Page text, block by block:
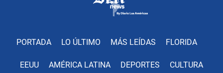
PORTADA LO ÚLTIMO MÁS LEÍDAS FLORIDA
EEUU AMÉRICA LATINA DEPORTES CULTURA